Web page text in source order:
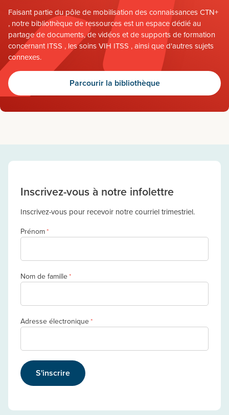
Faisant partie du pôle de mobilisation des connaissances CTN+
, notre bibliothèque de ressources est un espace dédié au
partage de documents, de vidéos et de supports de formation
concernant ITSS , les soins VIH ITSS , ainsi que d'autres sujets
connexes.
Parcourir la bibliothèque
Inscrivez-vous à notre infolettre
Inscrivez-vous pour recevoir notre courriel trimestriel.
Prénom*
Nom de famille*
Adresse électronique*
S'inscrire